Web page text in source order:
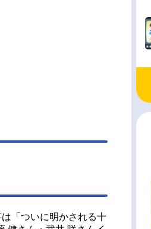
「ついに明かされる十